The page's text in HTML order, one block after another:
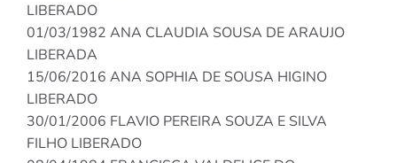
LIBERADO
01/03/1982 ANA CLAUDIA SOUSA DE ARAUJO
LIBERADA
15/06/2016 ANA SOPHIA DE SOUSA HIGINO
LIBERADO
30/01/2006 FLAVIO PEREIRA SOUZA E SILVA
FILHO LIBERADO